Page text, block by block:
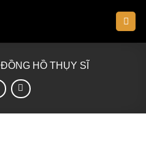
ĐỒNG HỒ THỤY SĨ